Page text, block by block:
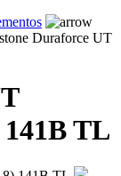
Duraforce UT
141B TL